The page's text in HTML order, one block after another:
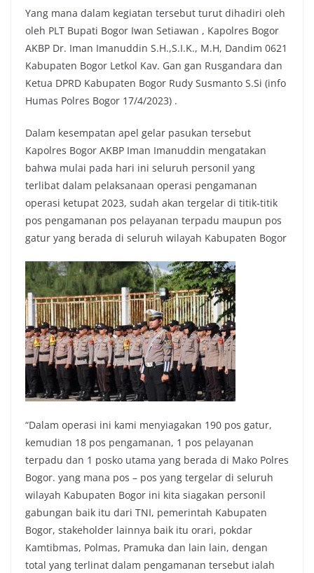
Yang mana dalam kegiatan tersebut turut dihadiri oleh
oleh PLT Bupati Bogor Iwan Setiawan , Kapolres Bogor
AKBP Dr. Iman Imanuddin S.H.,S.I.K., M.H, Dandim 0621
Kabupaten Bogor Letkol Kav. Gan gan Rusgandara dan
Ketua DPRD Kabupaten Bogor Rudy Susmanto S.Si (info
Humas Polres Bogor 17/4/2023) .
Dalam kesempatan apel gelar pasukan tersebut
Kapolres Bogor AKBP Iman Imanuddin mengatakan
bahwa mulai pada hari ini seluruh personil yang
terlibat dalam pelaksanaan operasi pengamanan
operasi ketupat 2023, sudah akan tergelar di titik-titik
pos pengamanan pos pelayanan terpadu maupun pos
gatur yang berada di seluruh wilayah Kabupaten Bogor
“Dalam operasi ini kami menyiagakan 190 pos gatur,
kemudian 18 pos pengamanan, 1 pos pelayanan
terpadu dan 1 posko utama yang berada di Mako Polres
Bogor. yang mana pos – pos yang tergelar di seluruh
wilayah Kabupaten Bogor ini kita siagakan personil
gabungan baik itu dari TNI, pemerintah Kabupaten
Bogor, stakeholder lainnya baik itu orari, pokdar
Kamtibmas, Polmas, Pramuka dan lain lain, dengan
total yang terlinat dalam pengamanan tersebut ialah